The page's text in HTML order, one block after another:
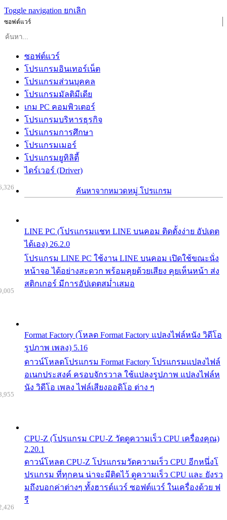
Toggle navigation ยกเลิก
ซอฟต์แวร์
ซอฟต์แวร์
โปรแกรมอินเทอร์เน็ต
โปรแกรมส่วนบุคคล
โปรแกรมมัลติมีเดีย
เกม PC คอมพิวเตอร์
โปรแกรมบริหารธุรกิจ
โปรแกรมการศึกษา
โปรแกรมเมอร์
โปรแกรมยูทิลิตี้
ไดร์เวอร์ (Driver)
ค้นหาจากหมวดหมู่ โปรแกรม
LINE PC (โปรแกรมแชท LINE บนคอม ติดตั้งง่าย อัปเดต
ได้เอง) 26.2.0
โปรแกรม LINE PC ใช้งาน LINE บนคอม เปิดใช้ขณะนั่ง
หน้าจอ ได้อย่างสะดวก พร้อมคุยด้วยเสียง คุยเห็นหน้า ส่ง
สติกเกอร์ มีการอัปเดตสม่ำเสมอ
Format Factory (โหลด Format Factory แปลงไฟล์หนัง วิดีโอ
รูปภาพ เพลง) 5.16
ดาวน์โหลดโปรแกรม Format Factory โปรแกรมแปลงไฟล์
อเนกประสงค์ ครอบจักรวาล ใช้แปลงรูปภาพ แปลงไฟล์ห
นัง วิดีโอ เพลง ไฟล์เสียงออดิโอ ต่าง ๆ
CPU-Z (โปรแกรม CPU-Z วัดดูความเร็ว CPU เครื่องคุณ)
2.20.1
ดาวน์โหลด CPU-Z โปรแกรมวัดความเร็ว CPU อีกหนึ่งโ
ปรแกรม ที่ทุกคน น่าจะมีติดไว้ ดูความเร็ว CPU และ ยังรว
มถึงบอกค่าต่างๆ ทั้งฮารด์แวร์ ซอฟต์แวร์ ในเครื่องด้วย ฟ
รี